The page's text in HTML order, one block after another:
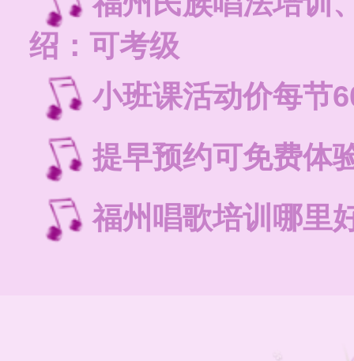
绍：可考级
小班课活动价每节
提早预约可免费体
福州唱歌培训哪里